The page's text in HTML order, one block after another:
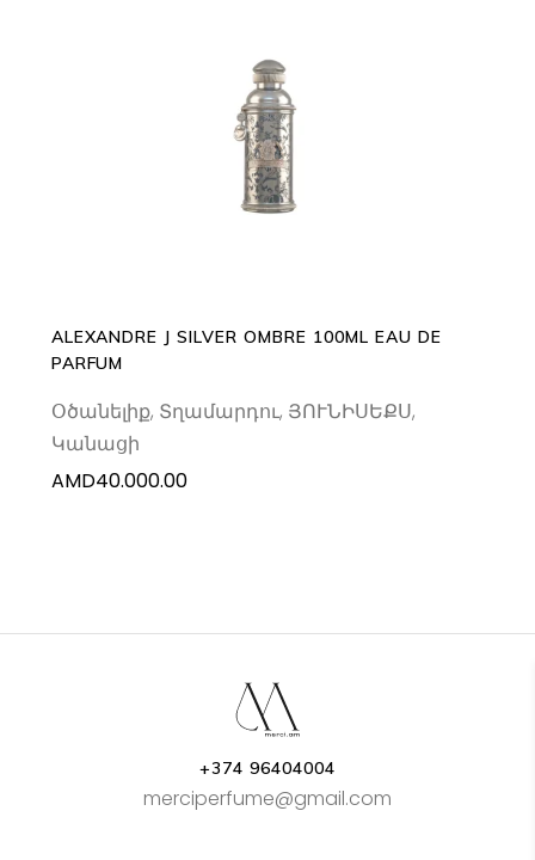
ADD TO CART
ALEXANDRE J SILVER OMBRE 100ML EAU DE
PARFUM
Օծանելիք, Տղամարդու, ՅՈՒՆԻՍԵՔՍ,
Կանացի
AMD40.000.00
+374 96404004
merciperfume@gmail.com